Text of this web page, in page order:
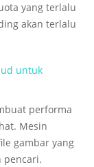
yang terlalu
akan terlalu
untuk
performa
Mesin
gambar yang
pencari.